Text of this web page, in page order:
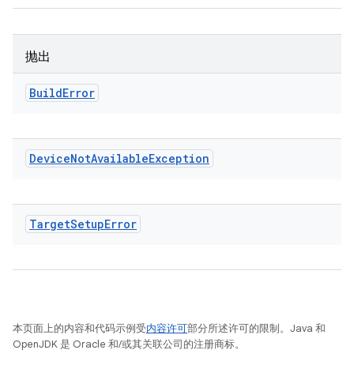
抛出
BuildError
DeviceNotAvailableException
TargetSetupError
本页面上的内容和代码示例受内容许可部分所述许可的限制。Java 和
OpenJDK 是 Oracle 和/或其关联公司的注册商标。